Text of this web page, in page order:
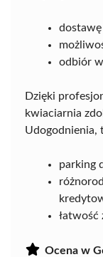
odbiór
Dzięki
kwiaciarnia
Udogodnienia,
parking
łatwość
Ocena w